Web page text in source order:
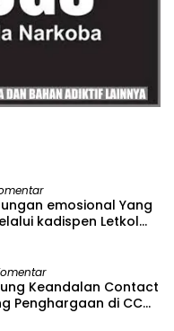
emosional Yang
kadispen Letkol
Dekat Dan
Keandalan Contact
Penghargaan di CCW